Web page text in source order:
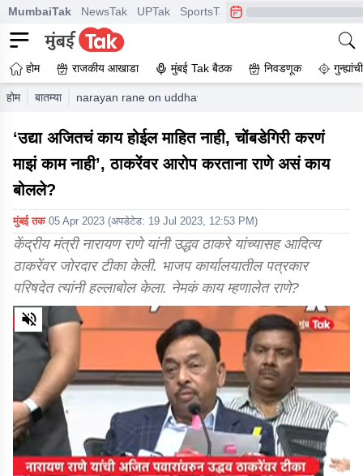
MumbaiTak NewsTak UPTak SportsTak CrimeTak
होम राजकीय आखाडा मुंबई Tak बैठक निवडणूक
होम बातम्या narayan rane on uddhav thackeray ajit pawar shiv
‘उद्या अजितचं काय होईल माहित नाही, चोंबडेगिरी करणं
माझं काम नाही’, ठाकरेंवर आरोप करताना राणे असं काय
बोलले?
मुंबई तक 05 Apr 2023 (अपडेटेड: 19 Jul 2023, 12:53 PM)
केंद्रीय मंत्री नारायण राणे यांनी उद्धव ठाकरे यांच्यासह आदित्य
ठाकरेंवर जोरदार टीका केली. भाजप कार्यालयातील पत्रकार
परिषदेत त्यांनी हल्लाबोल केला. नेमकं काय म्हणालेत राणे?
0
of
1
minute,
seconds